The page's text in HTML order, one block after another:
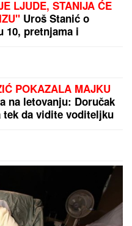
LJUDE, STANIJA ĆE
Uroš Stanić o
10, pretnjama i
POKAZALA MAJKU
na letovanju: Doručak
tek da vidite voditeljku